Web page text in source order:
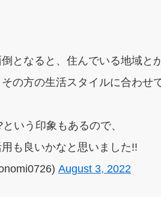
となると、住んでいる地域と
の方の生活スタイルに合わせ
いう印象もあるので、
も良いかなと思いました!!
August 3, 2022